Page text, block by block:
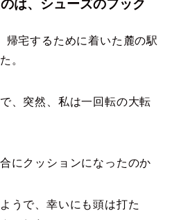
は、シューズのフック
帰宅するために着いた麓の駅
。
、突然、私は一回転の大転
にクッションになったのか
うで、幸いにも頭は打た